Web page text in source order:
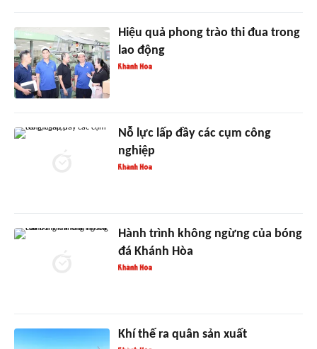
Hiệu quả phong trào thi đua trong
lao động
Nỗ lực lấp đầy các cụm công
nghiệp
Hành trình không ngừng của bóng
đá Khánh Hòa
Khí thế ra quân sản xuất